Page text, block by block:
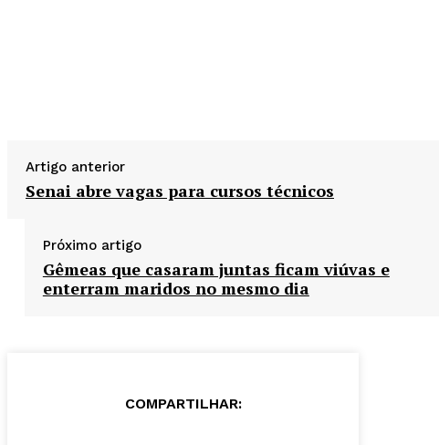
Artigo anterior
Senai abre vagas para cursos técnicos
Próximo artigo
Gêmeas que casaram juntas ficam viúvas e
enterram maridos no mesmo dia
COMPARTILHAR: